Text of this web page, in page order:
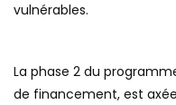
vulnérables.
La phase 2 du
de financement, est